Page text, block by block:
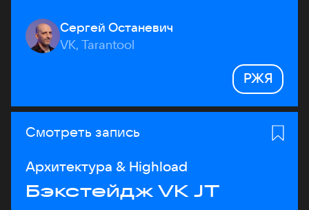
Сергей Останевич
VK, Tarantool
РЖЯ
Смотреть запись
Архитектура & Highload
Бэкстейдж VK JT